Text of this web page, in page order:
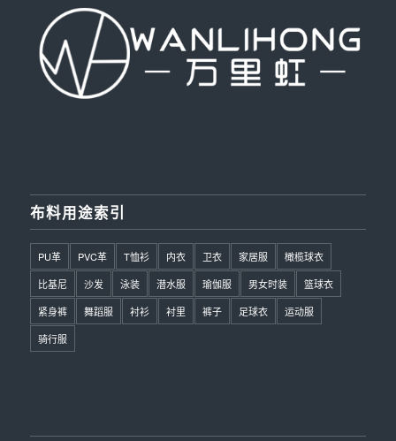
布料用途索引
PU革 PVC革 T恤衫 内衣 卫衣 家居服
橄榄球衣
比基尼
沙发 泳装 潜水服 瑜伽服 男女时装
篮球衣
紧身裤
舞蹈服 衬衫 衬里 裤子 足球衣
运动服
骑行服